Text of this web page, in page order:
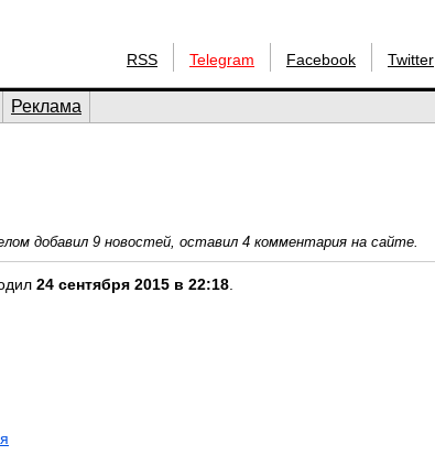
RSS Telegram Facebook Twitter
Реклама
добавил 9 новостей, оставил 4 комментария на сайте.
24 сентября 2015 в 22:18